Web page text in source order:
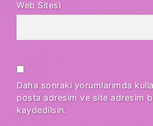
Web Sitesi
Daha sonraki yorumlarımda
posta adresim ve site adresim
kaydedilsin.